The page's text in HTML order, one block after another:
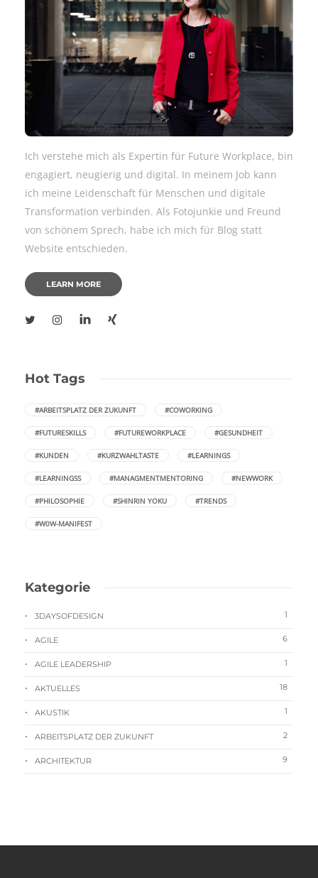
Ich verstehe mich als Expertin für Future Workplace, bin
engagiert, neugierig und digital. In meinem Job kann
ich meine Leidenschaft für Menschen und digitale
Transformation verbinden. Als Fotojunkie und Freund
von schönem Sprech, habe ich mich für Blog statt
Website entschieden.
LEARN MORE
Hot Tags
#ARBEITSPLATZ DER ZUKUNFT #COWORKING
#FUTURESKILLS #FUTUREWORKPLACE #GESUNDHEIT
#KUNDEN #KURZWAHLTASTE #LEARNINGS
#LEARNINGSS #MANAGMENTMENTORING #NEWWORK
#PHILOSOPHIE #SHINRIN YOKU #TRENDS
#W0W-MANIFEST
Kategorie
3DAYSOFDESIGN 1
AGILE 6
AGILE LEADERSHIP 1
AKTUELLES 18
AKUSTIK 1
ARBEITSPLATZ DER ZUKUNFT 2
ARCHITEKTUR 9